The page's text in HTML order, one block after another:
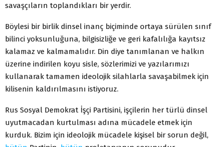
savaşçıların toplandıkları bir yerdir.
Böylesi bir birlik dinsel inanç biçiminde ortaya sürülen sınıf
bilinci yoksunluğuna, bilgisizliğe ve geri kafalılığa kayıtsız
kalamaz ve kalmamalıdır. Din diye tanımlanan ve halkın
üzerine indirilen koyu sisle, sözlerimizi ve yazılarımızı
kullanarak tamamen ideolojik silahlarla savaşabilmek için
kilisenin kaldırılmasını istiyoruz.
Rus Sosyal Demokrat İşçi Partisini, işçilerin her türlü dinsel
uyutmacadan kurtulması adına mücadele etmek için
kurduk. Bizim için ideolojik mücadele kişisel bir sorun değil,